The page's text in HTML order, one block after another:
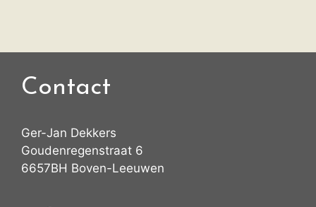
Contact
Ger-Jan Dekkers
Goudenregenstraat 6
6657BH Boven-Leeuwen